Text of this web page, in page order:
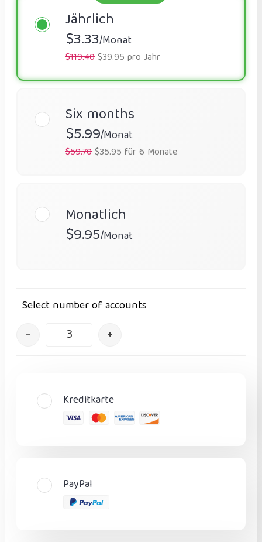
Jährlich
$3.33/Monat
$119.40$39.95 pro Jahr
Six months
$5.99/Monat
$59.70$35.95 für 6 Monate
Monatlich
$9.95/Monat
Select number of accounts
– +
Kreditkarte
PayPal